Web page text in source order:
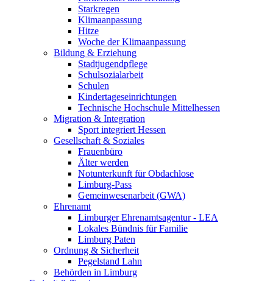
Starkregen
Klimaanpassung
Hitze
Woche der Klimaanpassung
Bildung & Erziehung
Stadtjugendpflege
Schulsozialarbeit
Schulen
Kindertageseinrichtungen
Technische Hochschule Mittelhessen
Migration & Integration
Sport integriert Hessen
Gesellschaft & Soziales
Frauenbüro
Älter werden
Notunterkunft für Obdachlose
Limburg-Pass
Gemeinwesenarbeit (GWA)
Ehrenamt
Limburger Ehrenamtsagentur - LEA
Lokales Bündnis für Familie
Limburg Paten
Ordnung & Sicherheit
Pegelstand Lahn
Behörden in Limburg